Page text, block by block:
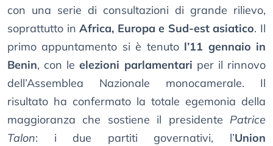
con una serie di consultazioni di grande rilievo,
soprattutto inAfrica, Europa e Sud-est asiatico. Il
primo appuntamento si è tenuto l’11 gennaio in
Benin, con leelezioni parlamentari per il rinnovo
dell’Assemblea Nazionale monocamerale. Il
risultato ha confermato la totale egemonia della
maggioranza che sostiene il presidente Patrice
Talon: i due partiti governativi, l’Union